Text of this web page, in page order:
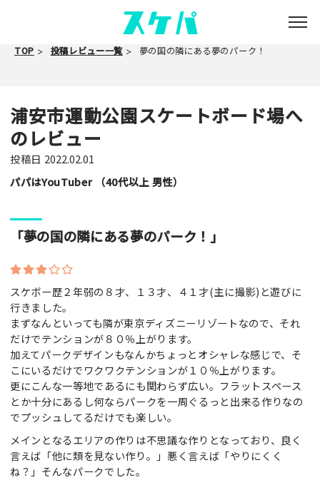
TOP 投稿レビュー一覧 夢の国の隣にある夢のパーク！
浦安市運動公園スケートボード場へ
のレビュー
投稿日 2022.02.01
パパはYouTuber （40代以上 男性）
「夢の国の隣にある夢のパーク！」
スケボー歴２年弱の８才、１３才、４１才(主に撮影)と遊びに
行きました。
まずなんといっても隣が東京ディズニーリゾートなので、それ
だけでテンションが８０％上がります。
加えてパークデザインもなんかちょっとオシャレな感じで、そ
こにいるだけでワクワクテンションが１０％上がります。
更にこんな一等地であるにも関わらず広い。フラットスペース
とか十分にあるし何ならパークを一周ぐるっと出来る作りなの
でプッシュしてるだけでも楽しい。
メインとなるエリアの作りは不思議な作りとなっており、良く
言えば「他に類を見ない作り。」悪く言えば「やりにくく
ね？」そんなパークでした。